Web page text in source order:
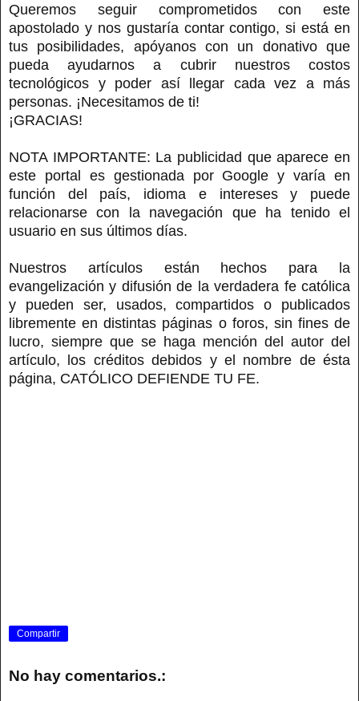
Queremos seguir comprometidos con este
apostolado y nos gustaría contar contigo, si está en
tus posibilidades, apóyanos con un donativo que
pueda ayudarnos a cubrir nuestros costos
tecnológicos y poder así llegar cada vez a más
personas. ¡Necesitamos de ti!
¡GRACIAS!
NOTA IMPORTANTE: La publicidad que aparece en
este portal es gestionada por Google y varía en
función del país, idioma e intereses y puede
relacionarse con la navegación que ha tenido el
usuario en sus últimos días.
Nuestros artículos están hechos para la
evangelización y difusión de la verdadera fe católica
y pueden ser, usados, compartidos o publicados
libremente en distintas páginas o foros, sin fines de
lucro, siempre que se haga mención del autor del
artículo, los créditos debidos y el nombre de ésta
página, CATÓLICO DEFIENDE TU FE.
Compartir
No hay comentarios.: